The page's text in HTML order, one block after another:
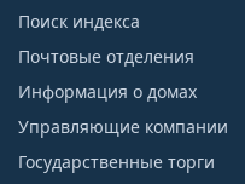
Поиск индекса
Почтовые отделения
Информация о домах
Управляющие компании
Государственные торги